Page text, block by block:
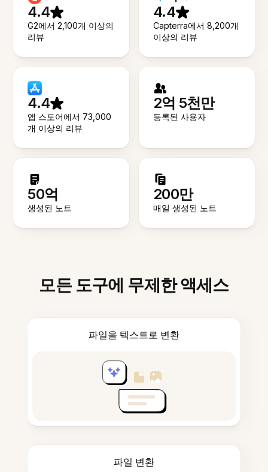
4.4
G2에서 2,100개 이상의
리뷰
4.4
Capterra에서 8,200개
이상의 리뷰
4.4
앱 스토어에서 73,000
개 이상의 리뷰
2억 5천만
등록된 사용자
50억
생성된 노트
200만
매일 생성된 노트
모든 도구에 무제한 액세스
파일을 텍스트로 변환
파일 변환